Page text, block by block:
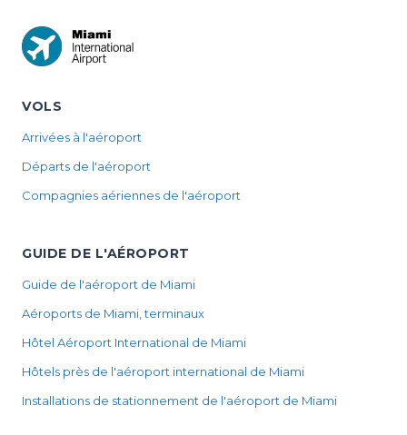
VOLS
Arrivées à l'aéroport
Départs de l'aéroport
Compagnies aériennes de l'aéroport
GUIDE DE L'AÉROPORT
Guide de l'aéroport de Miami
Aéroports de Miami, terminaux
Hôtel Aéroport International de Miami
Hôtels près de l'aéroport international de Miami
Installations de stationnement de l'aéroport de Miami